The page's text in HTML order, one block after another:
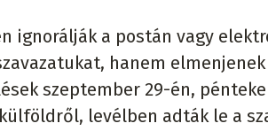
ignorálják a postán vagy
hanem elmenjenek
szeptember 29-én,
levélben adták le a